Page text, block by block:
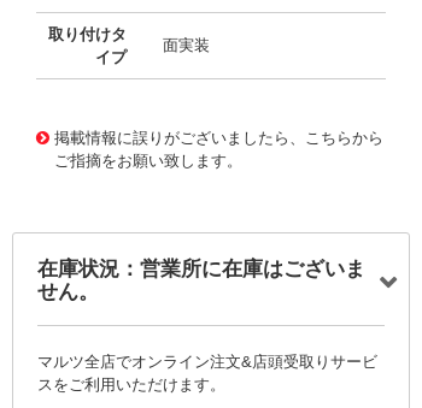
取り付けタ
イプ
面実装
掲載情報に誤りがございましたら、こちらから
ご指摘をお願い致します。
在庫状況：営業所に在庫はございま
せん。
マルツ全店でオンライン注文&店頭受取りサービ
スをご利用いただけます。